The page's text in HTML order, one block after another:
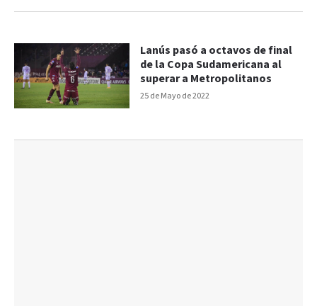
25 de Mayo de 2022
Lanús pasó a octavos de final
de la Copa Sudamericana al
superar a Metropolitanos